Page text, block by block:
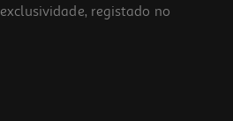
registado no